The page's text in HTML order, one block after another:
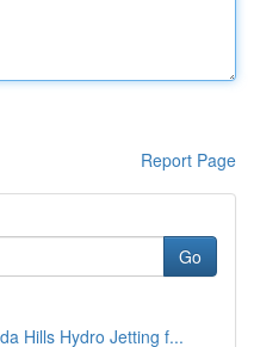
Report Page
Go
Hills Hydro Jetting f...